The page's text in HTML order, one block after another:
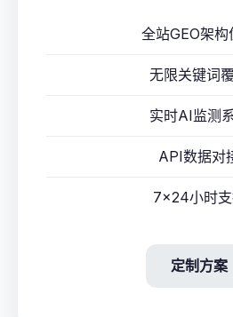
全站GEO架构
无限关键词
实时AI监测
API数据对
7×24小时
定制方案